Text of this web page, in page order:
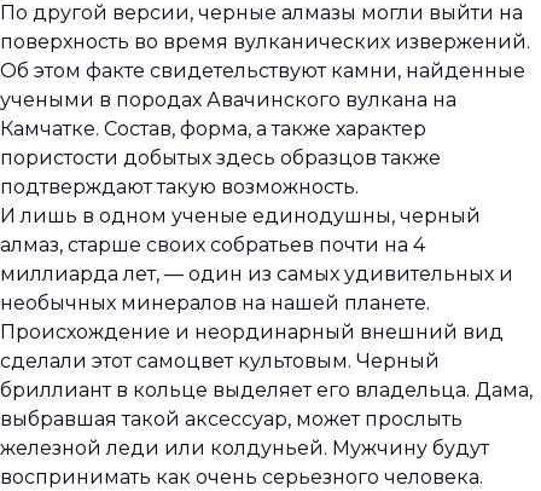
По другой версии, черные алмазы могли выйти на
поверхность во время вулканических извержений.
Об этом факте свидетельствуют камни, найденные
учеными в породах Авачинского вулкана на
Камчатке. Состав, форма, а также характер
пористости добытых здесь образцов также
подтверждают такую возможность.
И лишь в одном ученые единодушны, черный
алмаз, старше своих собратьев почти на 4
миллиарда лет, — один из самых удивительных и
необычных минералов на нашей планете.
Происхождение и неординарный внешний вид
сделали этот самоцвет культовым. Черный
бриллиант в кольце выделяет его владельца. Дама,
выбравшая такой аксессуар, может прослыть
железной леди или колдуньей. Мужчину будут
воспринимать как очень серьезного человека.